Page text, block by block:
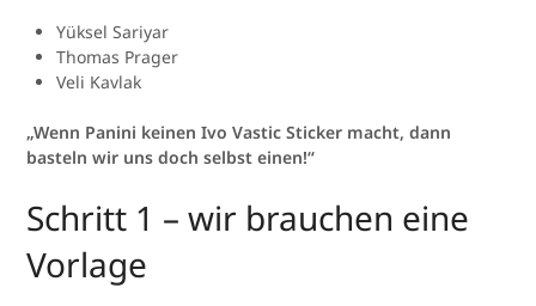
Yüksel Sariyar
Thomas Prager
Veli Kavlak
„Wenn Panini keinen Ivo Vastic Sticker macht, dann
basteln wir uns doch selbst einen!“
Schritt 1 – wir brauchen eine
Vorlage